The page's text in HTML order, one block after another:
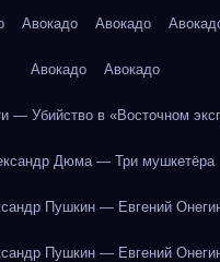
Авокадо Авокадо
Авокадо Авокадо
— Убийство в «Восточном
Дюма — Три мушкетёра
Пушкин — Евгений
Пушкин — Евгений